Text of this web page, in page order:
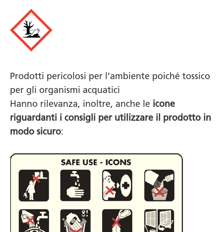
Prodotti pericolosi per l’ambiente poiché tossico
per gli organismi acquatici
Hanno rilevanza, inoltre, anche le icone
riguardanti i consigli per utilizzare il prodotto in
modo sicuro: